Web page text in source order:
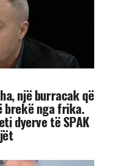
një burracak që
brekë nga frika.
dyerve të SPAK